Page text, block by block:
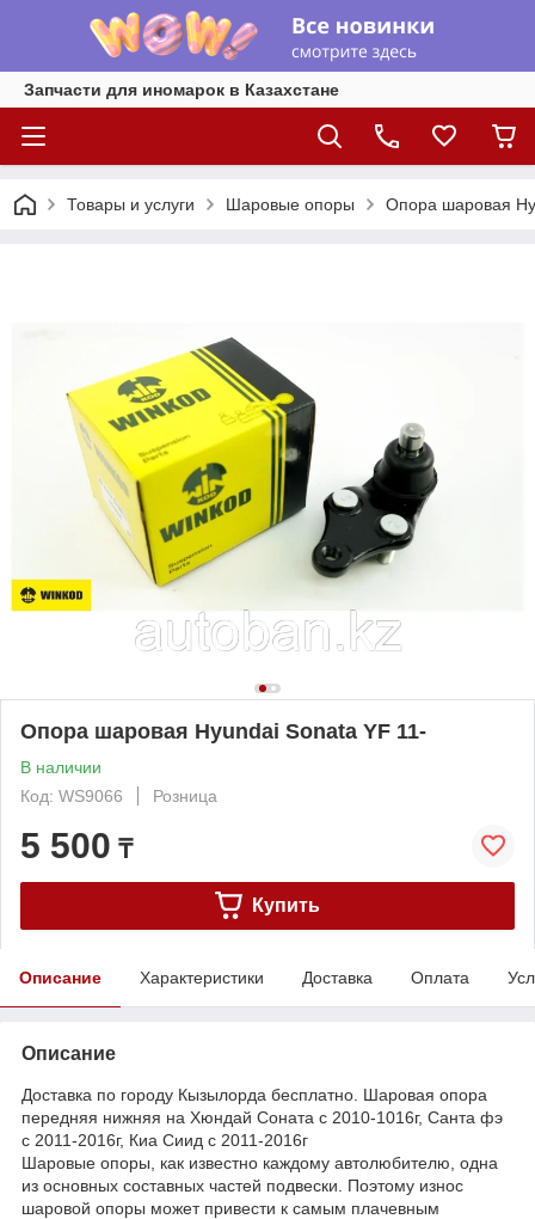
Запчасти для иномарок в Казахстане
Товары и услуги Шаровые опоры Опора шаровая
Опора шаровая Hyundai Sonata YF 11-
В наличии
Код: WS9066
Розница
5 500 ₸
Купить
Описание Характеристики Доставка Оплата
Описание
Доставка по городу Кызылорда бесплатно. Шаровая опора
передняя нижняя на Хюндай Соната с 2010-1016г, Санта фэ
с 2011-2016г, Киа Сиид с 2011-2016г
Шаровые опоры, как известно каждому автолюбителю, одна
из основных составных частей подвески. Поэтому износ
шаровой опоры может привести к самым плачевным